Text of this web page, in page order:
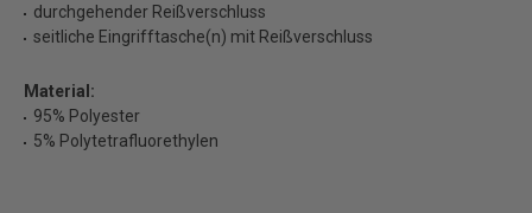
durchgehender Reißverschluss
seitliche Eingrifftasche(n) mit Reißverschluss
Material:
95% Polyester
5% Polytetrafluorethylen